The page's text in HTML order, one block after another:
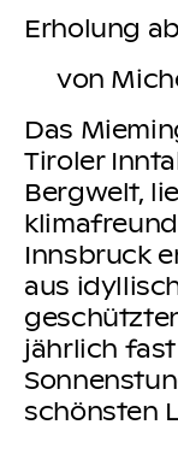
Erholung
von
Das
Tiroler
Bergwelt,
Innsbruck
aus
jährlich
schönsten